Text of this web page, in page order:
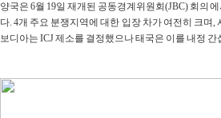
양국은 6월 19일 재개된 공동경계위원회(JBC) 회의
다. 4개 주요 분쟁지역에 대한 입장 차가 여전히 크며
보디아는 ICJ 제소를 결정했으나 태국은 이를 내정